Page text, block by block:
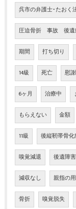
呉市の弁護士･たおく
圧迫骨折 事故 後遺
期間 打ち切り
14級 死亡 慰
6ヶ月 治療中
もらえない 金額
11級 後縦靭帯骨化
嗅覚減退 後遺障
減収なし 親指の
骨折 嗅覚脱失